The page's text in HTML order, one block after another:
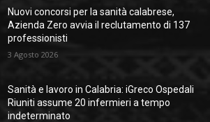
Nuovi concorsi per la sanità calabrese,
Azienda Zero avvia il reclutamento di 137
professionisti
3 Agosto 2026
Sanità e lavoro in Calabria: iGreco Ospedali
Riuniti assume 20 infermieri a tempo
indeterminato